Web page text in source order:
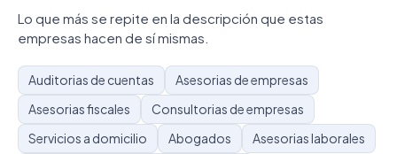
Lo que más se repite en la descripción que estas
empresas hacen de sí mismas.
Auditorias de cuentas
Asesorias de empresas
Asesorias fiscales
Consultorias de empresas
Servicios a domicilio
Abogados
Asesorias laborales